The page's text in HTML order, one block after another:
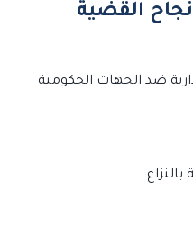
القضية
ضد الجهات الحكومية